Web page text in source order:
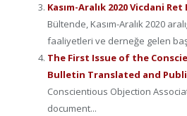
Kasım-Aralık 2020 Vicdani
Bültende, Kasım-Aralık 2020
faaliyetleri ve derneğe gelen
The First Issue of the
Bulletin Translated and
Conscientious Objection
document...